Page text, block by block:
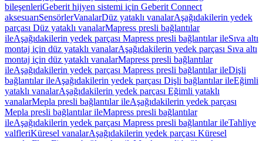
bileşenleriGeberit hijyen sistemi için Geberit Connect
aksesuarıSensörlerVanalarDüz yataklı vanalarAşağıdakilerin yedek
parçası Düz yataklı vanalarMapress presli bağlantılar
ileAşağıdakilerin yedek parçası Mapress presli bağlantılar ileSıva altı
montaj için düz yataklı vanalarAşağıdakilerin yedek parçası Sıva altı
montaj için düz yataklı vanalarMapress presli bağlantılar
ileAşağıdakilerin yedek parçası Mapress presli bağlantılar ileDişli
bağlantılar ileAşağıdakilerin yedek parçası Dişli bağlantılar ileEğimli
yataklı vanalarAşağıdakilerin yedek parçası Eğimli yataklı
vanalarMepla presli bağlantılar ileAşağıdakilerin yedek parçası
Mepla presli bağlantılar ileMapress presli bağlantılar
ileAşağıdakilerin yedek parçası Mapress presli bağlantılar ileTahliye
valfleriKüresel vanalarAşağıdakilerin yedek parçası Küresel